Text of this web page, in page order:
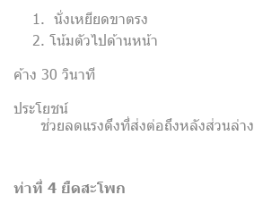
นั่งเหยียดขาตรง
โน้มตัวไปด้านหน้า
ค้าง 30 วินาที
ประโยชน์
ช่วยลดแรงดึงที่ส่งต่อถึงหลังส่วนล่าง
ท่าที่ 4 ยืดสะโพก